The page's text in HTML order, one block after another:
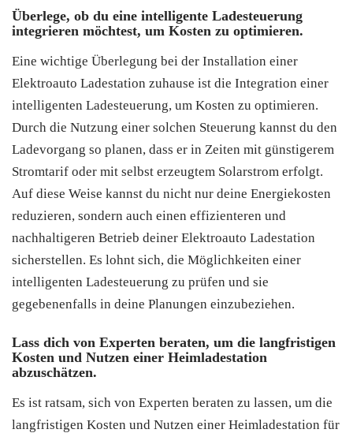
Überlege, ob du eine intelligente Ladesteuerung
integrieren möchtest, um Kosten zu optimieren.
Eine wichtige Überlegung bei der Installation einer
Elektroauto Ladestation zuhause ist die Integration einer
intelligenten Ladesteuerung, um Kosten zu optimieren.
Durch die Nutzung einer solchen Steuerung kannst du den
Ladevorgang so planen, dass er in Zeiten mit günstigerem
Stromtarif oder mit selbst erzeugtem Solarstrom erfolgt.
Auf diese Weise kannst du nicht nur deine Energiekosten
reduzieren, sondern auch einen effizienteren und
nachhaltigeren Betrieb deiner Elektroauto Ladestation
sicherstellen. Es lohnt sich, die Möglichkeiten einer
intelligenten Ladesteuerung zu prüfen und sie
gegebenenfalls in deine Planungen einzubeziehen.
Lass dich von Experten beraten, um die langfristigen
Kosten und Nutzen einer Heimladestation
abzuschätzen.
Es ist ratsam, sich von Experten beraten zu lassen, um die
langfristigen Kosten und Nutzen einer Heimladestation für